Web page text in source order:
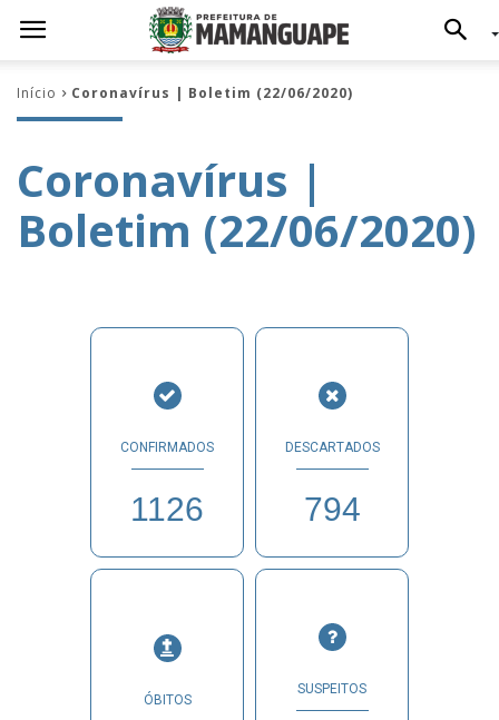
Início Coronavírus | Boletim (22/06/2020)
Coronavírus |
Boletim (22/06/2020)
CONFIRMADOS
1126
DESCARTADOS
794
ÓBITOS
SUSPEITOS